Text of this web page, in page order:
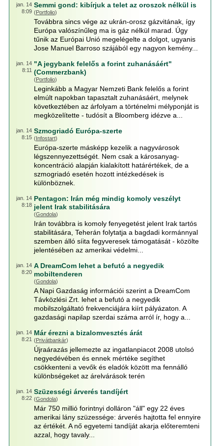
jan. 14
8:09
Semmi gond: kibírjuk a telet az oroszok nélkül is
(Portfolio)
Továbbra sincs vége az ukrán-orosz gázvitának, így
Európa valószínűleg ma is gáz nélkül marad. Úgy
tűnik az Európai Unió megelégelte a dolgot, ugyanis
Jose Manuel Barroso szájából egy nagyon kemény...
jan. 14
8:11
"A jegybank felelős a forint zuhanásáért"
(Commerzbank)
(Portfolio)
Leginkább a Magyar Nemzeti Bank felelős a forint
elmúlt napokban tapasztalt zuhanásáért, melynek
következtében az árfolyam a történelmi mélyponját is
megközelítette - tudósít a Bloomberg idézve a...
jan. 14
8:15
Szmogriadó Európa-szerte
(Infostart)
Európa-szerte másképp kezelik a nagyvárosok
légszennyezettségét. Nem csak a károsanyag-
koncentráció alapján kialakított határértékek, de a
szmogriadó esetén hozott intézkedések is
különböznek.
jan. 14
8:18
Pentagon: Irán még mindig komoly veszélyt
jelent Irak stabilitására
(Gondola)
Irán továbbra is komoly fenyegetést jelent Irak tartós
stabilitására, Teherán folytatja a bagdadi kormánnyal
szemben álló síita fegyveresek támogatását - közölte
jelentésében az amerikai védelmi...
jan. 14
8:20
A DreamCom lehet a befutó a negyedik
mobiltenderen
(Gondola)
A Napi Gazdaság információi szerint a DreamCom
Távközlési Zrt. lehet a befutó a negyedik
mobilszolgáltató frekvenciájára kiírt pályázaton. A
gazdasági napilap szerdai száma arról ír, hogy a...
jan. 14
8:21
Már érezni a bizalomvesztés árát
(Privátbankár)
Újraárazás jellemezte az ingatlanpiacot 2008 utolsó
negyedévében és ennek mértéke segíthet
csökkenteni a vevők és eladók között ma fennálló
különbségeket az árelvárások terén
jan. 14
8:22
Szüzességi árverés tandíjért
(Gondola)
Már 750 millió forintnyi dolláron "áll" egy 22 éves
amerikai lány szüzessége: árverés hajtotta fel ennyire
az értékét. A nő egyetemi tandíját akarja előteremteni
azzal, hogy tavaly...